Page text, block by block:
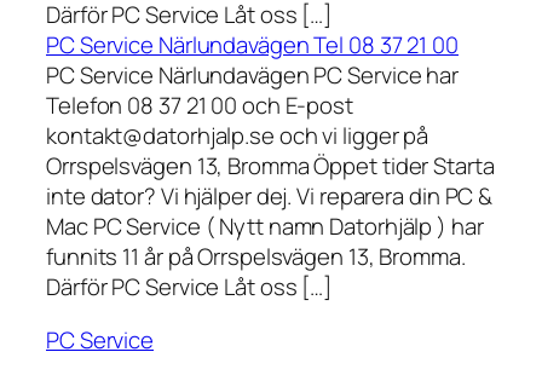
Därför PC Service Låt oss […]
PC Service Närlundavägen Tel 08 37 21 00
PC Service Närlundavägen PC Service har
Telefon 08 37 21 00 och E-post
kontakt@datorhjalp.se och vi ligger på
Orrspelsvägen 13, Bromma Öppet tider Starta
inte dator? Vi hjälper dej. Vi reparera din PC &
Mac PC Service ( Nytt namn Datorhjälp ) har
funnits 11 år på Orrspelsvägen 13, Bromma.
Därför PC Service Låt oss […]
PC Service